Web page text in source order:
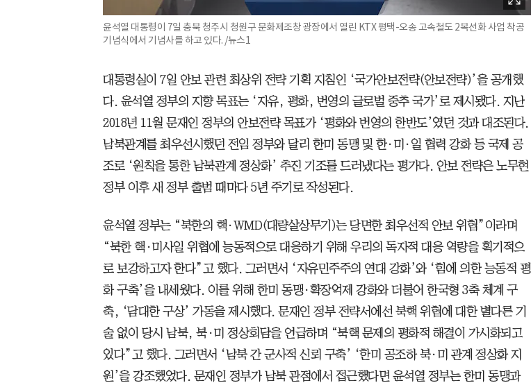
윤석열 대통령이 7일 충북 청주시 청원구 문화제조창 광장에서 열린 KTX 평택-오송 고속철도 2복선화 사업 착공
기념식에서 기념사를 하고 있다. /뉴스1
대통령실이 7일 안보 관련 최상위 전략 기획 지침인 ‘국가안보전략(안보전략)’을 공개했
다. 윤석열 정부의 지향 목표는 ‘자유, 평화, 번영의 글로벌 중추 국가’로 제시됐다. 지난
2018년 11월 문재인 정부의 안보전략 목표가 ‘평화와 번영의 한반도’였던 것과 대조된다.
남북관계를 최우선시했던 전임 정부와 달리 한미 동맹 및 한·미·일 협력 강화 등 국제 공
조로 ‘원칙을 통한 남북관계 정상화’ 추진 기조를 드러냈다는 평가다. 안보 전략은 노무현
정부 이후 새 정부 출범 때마다 5년 주기로 작성된다.
윤석열 정부는 “북한의 핵·WMD(대량살상무기)는 당면한 최우선적 안보 위협”이라며
“북한 핵·미사일 위협에 능동적으로 대응하기 위해 우리의 독자적 대응 역량을 획기적으
로 보강하고자 한다”고 했다. 그러면서 ‘자유민주주의 연대 강화’와 ‘힘에 의한 능동적 평
화 구축’을 내세웠다. 이를 위해 한미 동맹·확장억제 강화와 더불어 한국형 3축 체계 구
축, ‘담대한 구상’ 가동을 제시했다. 문재인 정부 전략서에선 북핵 위협에 대한 별다른 기
술 없이 당시 남북, 북·미 정상회담을 언급하며 “북핵 문제의 평화적 해결이 가시화되고
있다”고 했다. 그러면서 ‘남북 간 군사적 신뢰 구축’ ‘한미 공조하 북·미 관계 정상화 지
원’을 강조했었다. 문재인 정부가 남북 관점에서 접근했다면 윤석열 정부는 한미 동맹과